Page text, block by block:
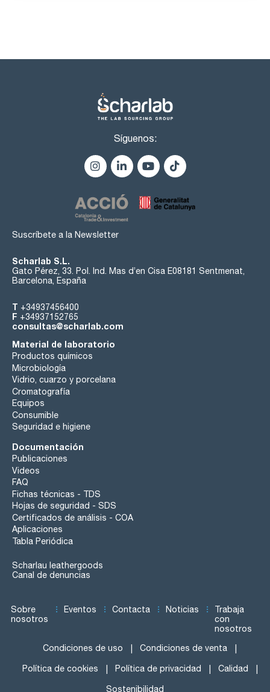
Síguenos:
Suscríbete a la Newsletter
Scharlab S.L.
Gato Pérez, 33. Pol. Ind. Mas d’en Cisa E08181 Sentmenat,
Barcelona, España
T +34937456400
F +34937152765
consultas@scharlab.com
Material de laboratorio
Productos químicos
Microbiología
Vidrio, cuarzo y porcelana
Cromatografía
Equipos
Consumible
Seguridad e higiene
Documentación
Publicaciones
Videos
FAQ
Fichas técnicas - TDS
Hojas de seguridad - SDS
Certificados de análisis - COA
Aplicaciones
Tabla Periódica
Scharlau leathergoods
Canal de denuncias
Sobre
nosotros
Eventos Contacta Noticias
Trabaja
con
nosotros
Condiciones de uso Condiciones de venta
Política de cookies Política de privacidad Calidad
Sostenibilidad